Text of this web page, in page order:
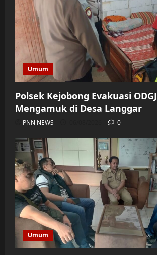
Umum
Polsek Kejobong Evakuasi ODGJ
Mengamuk di Desa Langgar
PNN NEWS 0
Umum